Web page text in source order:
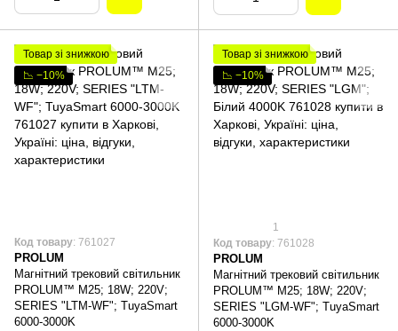
Товар зі знижкою
📉 −10%
Код товару: 761027
PROLUM
Магнітний трековий світильник
PROLUM™ M25; 18W; 220V;
SERIES "LTM-WF"; TuyaSmart
6000-3000K
Товар зі знижкою
📉 −10%
1
Код товару: 761028
PROLUM
Магнітний трековий світильник
PROLUM™ M25; 18W; 220V;
SERIES "LGM-WF"; TuyaSmart
6000-3000K